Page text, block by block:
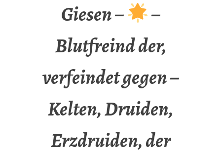
Giesen –
–
Blutfreind der,
verfeindet gegen –
Kelten, Druiden,
Erzdruiden, der